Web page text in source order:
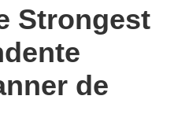
Strongest
de